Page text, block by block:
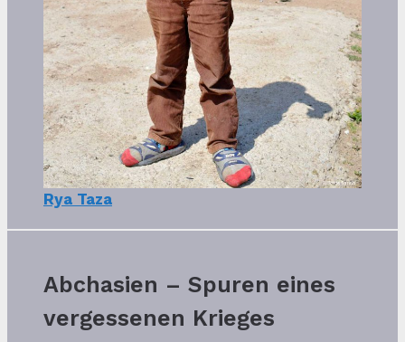
Rya Taza
Abchasien – Spuren eines
vergessenen Krieges